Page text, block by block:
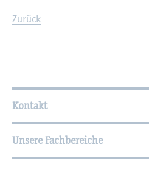
Zu­rück
Wei­ter­füh­ren­de
Kontakt
Unsere Fachbereiche